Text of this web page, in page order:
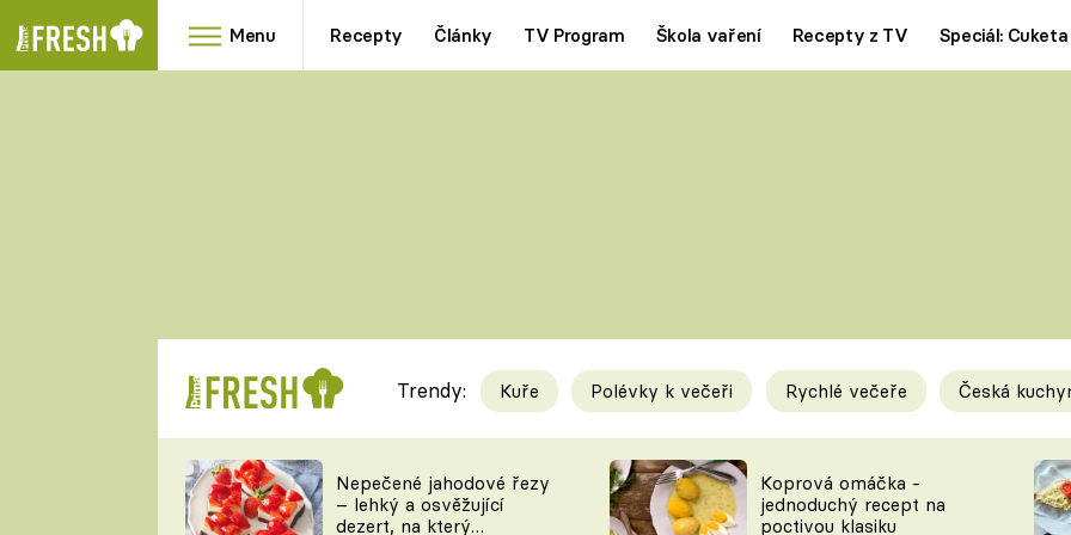
Menu Recepty Články TV Program Škola vaření Recepty z TV Speciál: Cuketa
RYCHLOVKY
Videorecepty
TEĎ VAŘÍ ŠÉF!
Tipy a triky
KAM ZA JÍDLEM
Trendy: Kuře Polévky k večeři Rychlé večeře Česká
Nepečené jahodové řezy
– lehký a osvěžující
dezert, na který
Koprová omáčka -
jednoduchý recept na
poctivou klasiku